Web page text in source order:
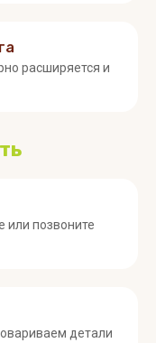
расширяется и
или позвоните
детали